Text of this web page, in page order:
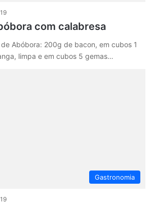
com calabresa
Abóbora: 200g de bacon, em cubos 1
limpa e em cubos 5 gemas…
Gastronomia